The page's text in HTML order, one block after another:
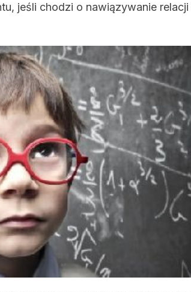
jeśli chodzi o nawiązywanie relacji